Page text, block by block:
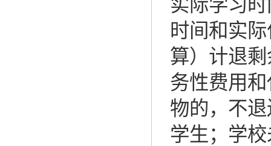
实际学习
时间和实
算）计退
务性费用
物的，不
学生；学